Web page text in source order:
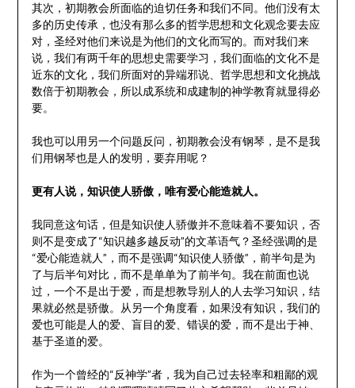
其次，初期教会所面临的迫切任务和我们不同。他们没有太
多的历史传承，也没有那么多的哲学思想和文化观念要去应
对，圣经对他们来说是为他们的文化而写的。而对我们来
说，我们有两千年的思想史需要学习，我们面临的文化不是
近东的文化，我们所面对的异端邪说、哲学思想和文化挑战
数倍于初期教会，所以成系统和成建制的神学教育就显得必
要。
我也可以用另一个问题反问，初期教会没有钢琴，是不是我
们用钢琴也是人的发明，要弃用呢？
更有人说，知识使人骄傲，唯有爱心能造就人。
我同意这句话，但是知识使人骄傲并不意味着不要知识，否
则不是变成了“知识越多越反动”的文革语气？圣经强调的是
“爱心能造就人”，而不是强调“知识使人骄傲”，前半句是为
了与后半句对比，而不是单单为了前半句。我在前面也说
过，一个不是出于爱，而是想教导别人的人去学习知识，结
果就必然是骄傲。从另一个角度看，如果没有知识，我们的
爱也可能是人的爱、盲目的爱、错误的爱，而不是出于神、
基于圣道的爱。
作为一个曾经的“反神学”者，我为自己过去轻率和粗鄙的观